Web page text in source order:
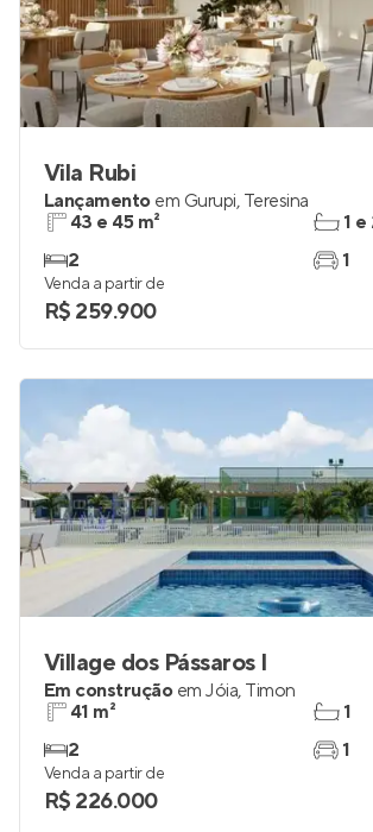
Vila Rubi
Lançamento em Gurupi, Teresina
43 e 45 m²
2
1 e
1
Venda a partir de
R$ 259.900
Village dos Pássaros I
Em construção em Jóia, Timon
41 m²
2
1
1
Venda a partir de
R$ 226.000